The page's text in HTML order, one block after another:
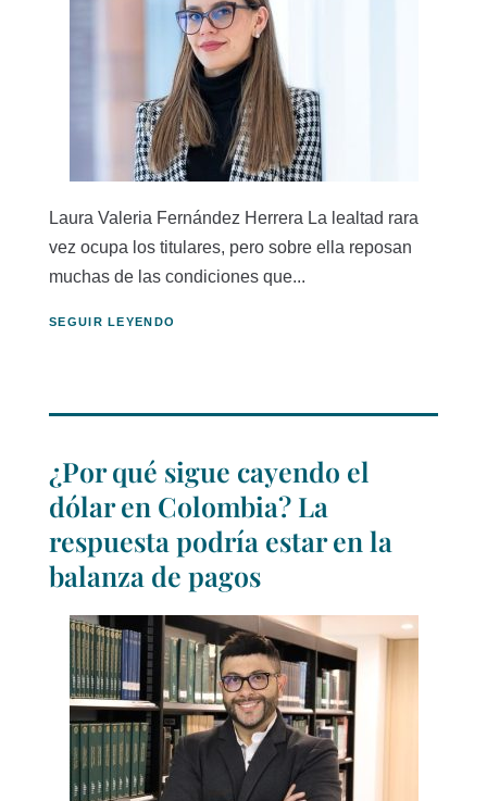
Laura Valeria Fernández Herrera La lealtad rara
vez ocupa los titulares, pero sobre ella reposan
muchas de las condiciones que...
SEGUIR LEYENDO
¿Por qué sigue cayendo el
dólar en Colombia? La
respuesta podría estar en la
balanza de pagos